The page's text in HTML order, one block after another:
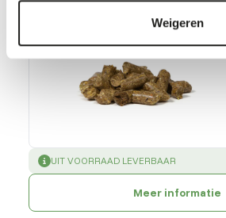
Weigeren
SUCCESS:
UIT VOORRAAD LEVERBAAR
Meer informatie